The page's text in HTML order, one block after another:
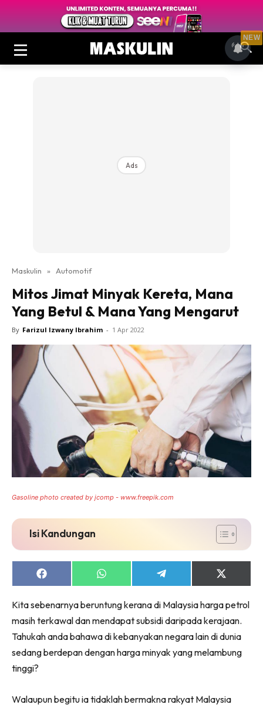
Ads
Maskulin » Automotif
Mitos Jimat Minyak Kereta, Mana
Yang Betul & Mana Yang Mengarut
By Farizul Izwany Ibrahim - 1 Apr 2022
Gasoline photo created by jcomp - www.freepik.com
Isi Kandungan
Share
on
Share
on
Share
on
Share
on
(Twitter)
Kita sebenarnya beruntung kerana di Malaysia harga petrol
masih terkawal dan mendapat subsidi daripada kerajaan.
Tahukah anda bahawa di kebanyakan negara lain di dunia
sedang berdepan dengan harga minyak yang melambung
tinggi?
Walaupun begitu ia tidaklah bermakna rakyat Malaysia
NEW